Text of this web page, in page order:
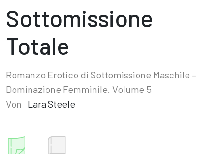
Sottomissione
Totale
Romanzo Erotico di Sottomissione Maschile –
Dominazione Femminile. Volume 5
Von
Lara Steele